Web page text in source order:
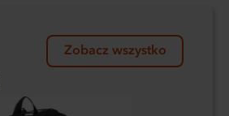
Zobacz wszystko